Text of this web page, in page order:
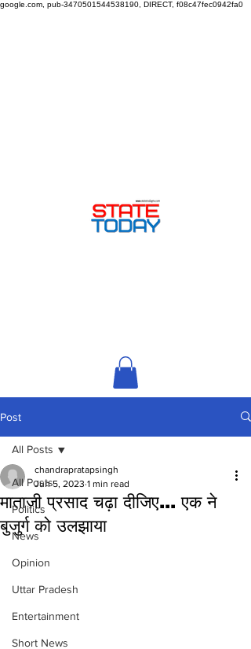
google.com, pub-3470501544538190, DIRECT, f08c47fec0942fa0
Post
All Posts
Politics
News
Opinion
Uttar Pradesh
Entertainment
Short News
All Posts
माताजी प्रसाद चढ़ा दीजिए... एक ने
बुजुर्ग को उलझाया
chandrapratapsingh
Jun 5, 2023 1 min read